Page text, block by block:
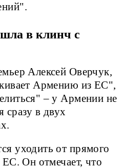
в клинч с
Алексей Оверчук,
Армению из ЕС",
– у Армении не
сразу в двух
уходить от прямого
Он отмечает, что